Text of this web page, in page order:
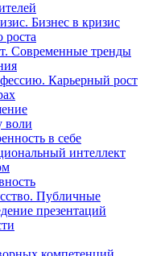
Бизнес в кризис
роста
Современные тренды
Карьерный рост
воли
в себе
интеллект
Публичные
презентаций